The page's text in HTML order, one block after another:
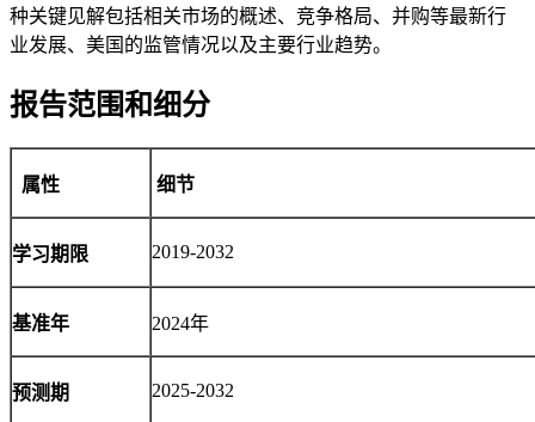
种关键见解包括相关市场的概述、竞争格局、并购等最新行
业发展、美国的监管情况以及主要行业趋势。
报告范围和细分
属性 细节
学习期限 2019-2032
基准年 2024年
预测期 2025-2032